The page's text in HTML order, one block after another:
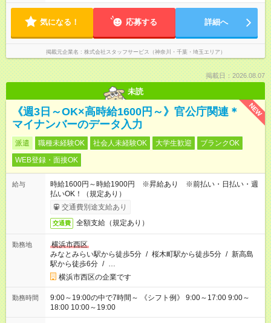
気になる！ 応募する 詳細へ
掲載元企業名 株式会社スタッフサービス（神奈川・千葉・埼玉エリア）
掲載日：2026.08.07
未読
NEW
《週3日～OK×高時給1600円～》官公庁関連＊
マイナンバーのデータ入力
派遣 職種未経験OK 社会人未経験OK 大学生歓迎
ブランクOK
WEB登録・面接OK
給与
時給1600円～時給1900円 ※昇給あり ※前払い・日払い・週
払いOK！（規定あり）
交通費別途支給あり
交通費 全額支給（規定あり）
勤務地
横浜市西区
みなとみらい駅から徒歩5分 / 桜木町駅から徒歩5分 / 新高島
駅から徒歩6分 / …
横浜市西区の企業です
勤務時間
9:00～19:00の中で7時間～ 《シフト例》 9:00～17:00 9:00～
18:00 10:00～19:00